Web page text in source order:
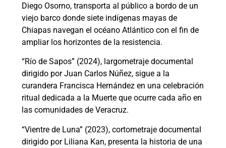
Diego Osorno, transporta al público a bordo de un
viejo barco donde siete indígenas mayas de
Chiapas navegan el océano Atlántico con el fin de
ampliar los horizontes de la resistencia.
“Río de Sapos” (2024), largometraje documental
dirigido por Juan Carlos Núñez, sigue a la
curandera Francisca Hernández en una celebración
ritual dedicada a la Muerte que ocurre cada año en
las comunidades de Veracruz.
“Vientre de Luna” (2023), cortometraje documental
dirigido por Liliana Kan, presenta la historia de una